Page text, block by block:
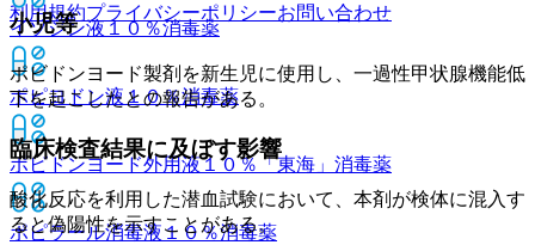
イソジン液１０％消毒薬
ポピヨドン液１０％消毒薬
ポビドンヨード外用液１０％「東海」 消毒薬
ポピラール消毒液１０％消毒薬
小児等
ポビドンヨード製剤を新生児に使用し、一過性甲状腺機能低
下を起こしたとの報告がある。
臨床検査結果に及ぼす影響
酸化反応を利用した潜血試験において、本剤が検体に混入す
ると偽陽性を示すことがある。
利用規約プライバシーポリシーお問い合わせ